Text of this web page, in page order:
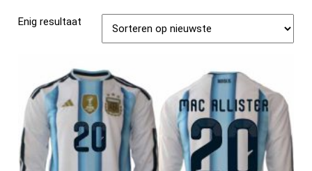
Enig resultaat